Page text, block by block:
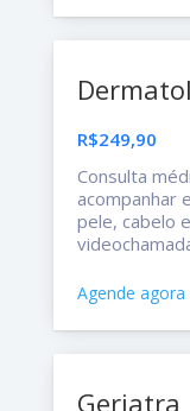
R$249,90
Consulta
acompanhar
pele, cabelo
Agende agora
Geriatra